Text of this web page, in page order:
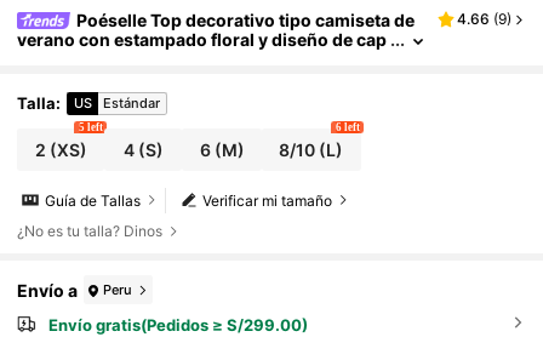
Poéselle Top decorativo tipo camiseta de
verano con estampado floral y diseño de cap
4.66 (9)
Talla: US Estándar
2 (XS)
5 left
4(S) 6(M) 8/10 (L)
6 left
Verificar mi tamaño
Guía de Tallas
¿No es tu talla? Dinos
Envío a Peru
Envío gratis(Pedidos ≥ S/299.00)